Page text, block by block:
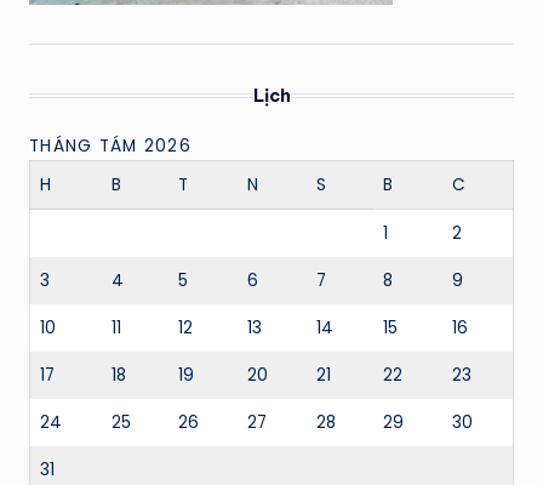
Lịch
THÁNG TÁM 2026
H
B T N S B C
1 2
3 4 5 6 7 8 9
10 11 12 13 14 15 16
17 18 19 20 21 22 23
24 25 26 27 28 29 30
31